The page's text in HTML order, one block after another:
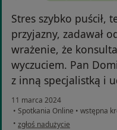
Stres szybko puścił,
przyjazny, zadawał
wrażenie, że
wyczuciem. Pan
z inną specjalistką i
11 marca 2024
• Spotkania Online • wstępna
• w opinii użytkownika PO
zgłoś nadużycie